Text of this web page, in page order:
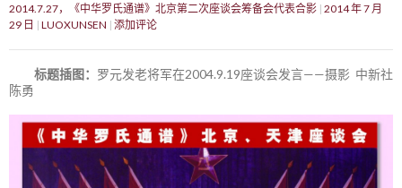
2014.7.27，《中华罗氏通谱》北京第二次座谈会筹备会代表合影 2014 年 7 月
29 日
LUOXUNSEN 添加评论
标题插图： 罗元发老将军在2004.9.19座谈会发言——摄影 中新社
陈勇